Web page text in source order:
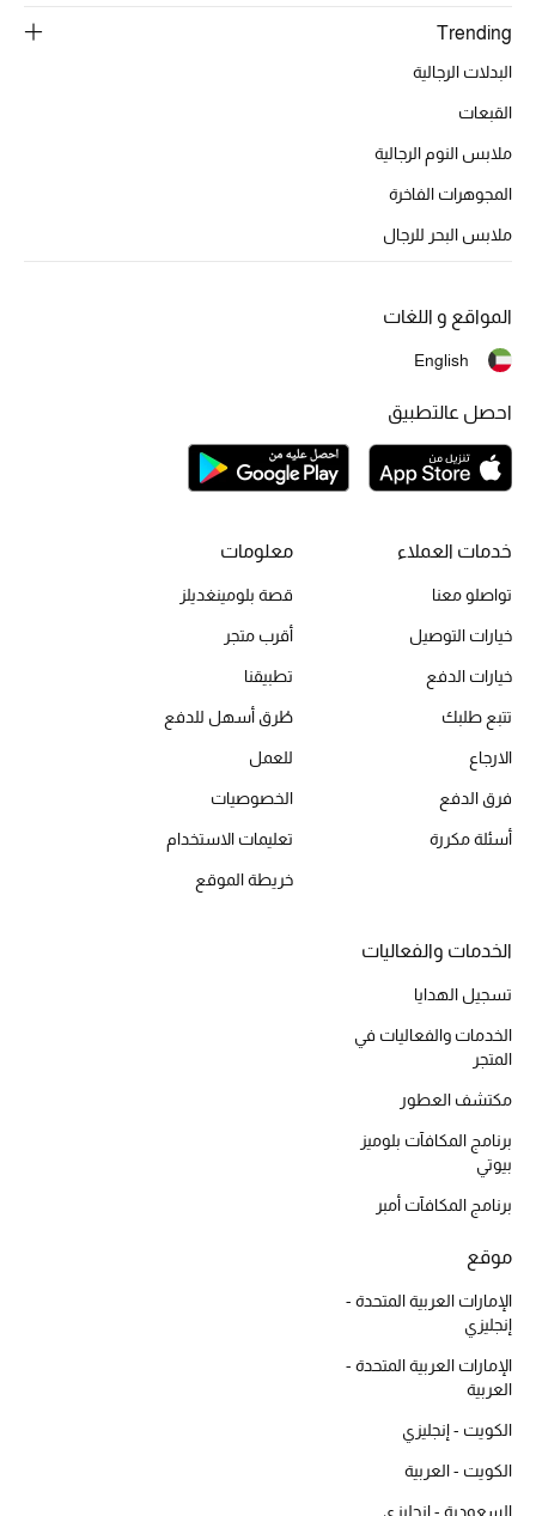
ما وصلنا حديثاً
الموسم الجديد
حصريًا عبر الإنترنت
تشكيلة المناسبات للنساء
الحب للمحلي
الملابس الرياضية النسائية
تشكيلة الأعراس
حقائب وأحذية متطابقة
هدايا للنساء
جميع الملابس النسائية
جميع الأحذية النسائية
جميع الحقائب النسائية
موضة نسائية
الموسم الجديد
دليل ملتزمات الحقائب
أبرز المصممين
Trending
البدلات الرجالية
القبعات
ملابس النوم الرجالية
المجوهرات الفاخرة
ملابس البحر للرجال
خدمات العملاء
تواصلو معنا
خيارات التوصيل
خيارات الدفع
تتبع طلبك
الارجاع
فرق الدفع
أسئلة مكررة
معلومات
قصة بلومينغديلز
أقرب متجر
تطبيقنا
طُرق أسهل للدفع
للعمل
الخصوصيات
تعليمات الاستخدام
خريطة الموقع
الخدمات والفعاليات
تسجيل الهدايا
الخدمات والفعاليات في
المتجر
مكتشف العطور
برنامج المكافآت بلوميز
بيوتي
برنامج المكافآت أمبر
موقع
الإمارات العربية المتحدة -
إنجليزي
الإمارات العربية المتحدة -
العربية
الكويت - إنجليزي
الكويت - العربية
السعودية - إنجليزي
المواقع و اللغات
English
احصل عالتطبيق